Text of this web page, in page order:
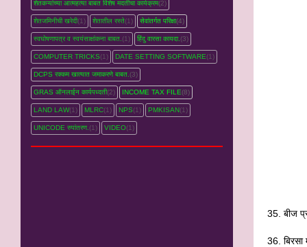
35. बीज
36. बिरसा
शेतकऱ्यांच्‍या आत्महत्‍या बाबत विशेष मदतीचा कार्यक्रम(2)
शेतजमिनीची खरेदी(1) शेतातील रस्‍ते(1) सेवांतर्गत परिक्षा(4)
स्वघोषणापत्र व स्वयंसाक्षांकना बाबत.(1) हिंदु वारसा कायदा.(3)
COMPUTER TRICKS(1) DATE SETTING SOFTWARE(1)
DCPS रक्‍कम खात्‍यात जमाकरणे बाबत.(3)
GRAS ऑनलाईन कार्यपध्‍दती(2) INCOME TAX FILE(8)
LAND LAW(1) MLRC(1) NPS(1) PMKISAN(1)
UNICODE रुपांतरण.(1) VIDEO(1)